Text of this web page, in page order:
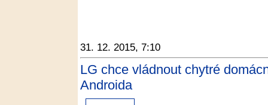
31. 12. 2015, 7:10
LG chce vládnout chytré
Androida